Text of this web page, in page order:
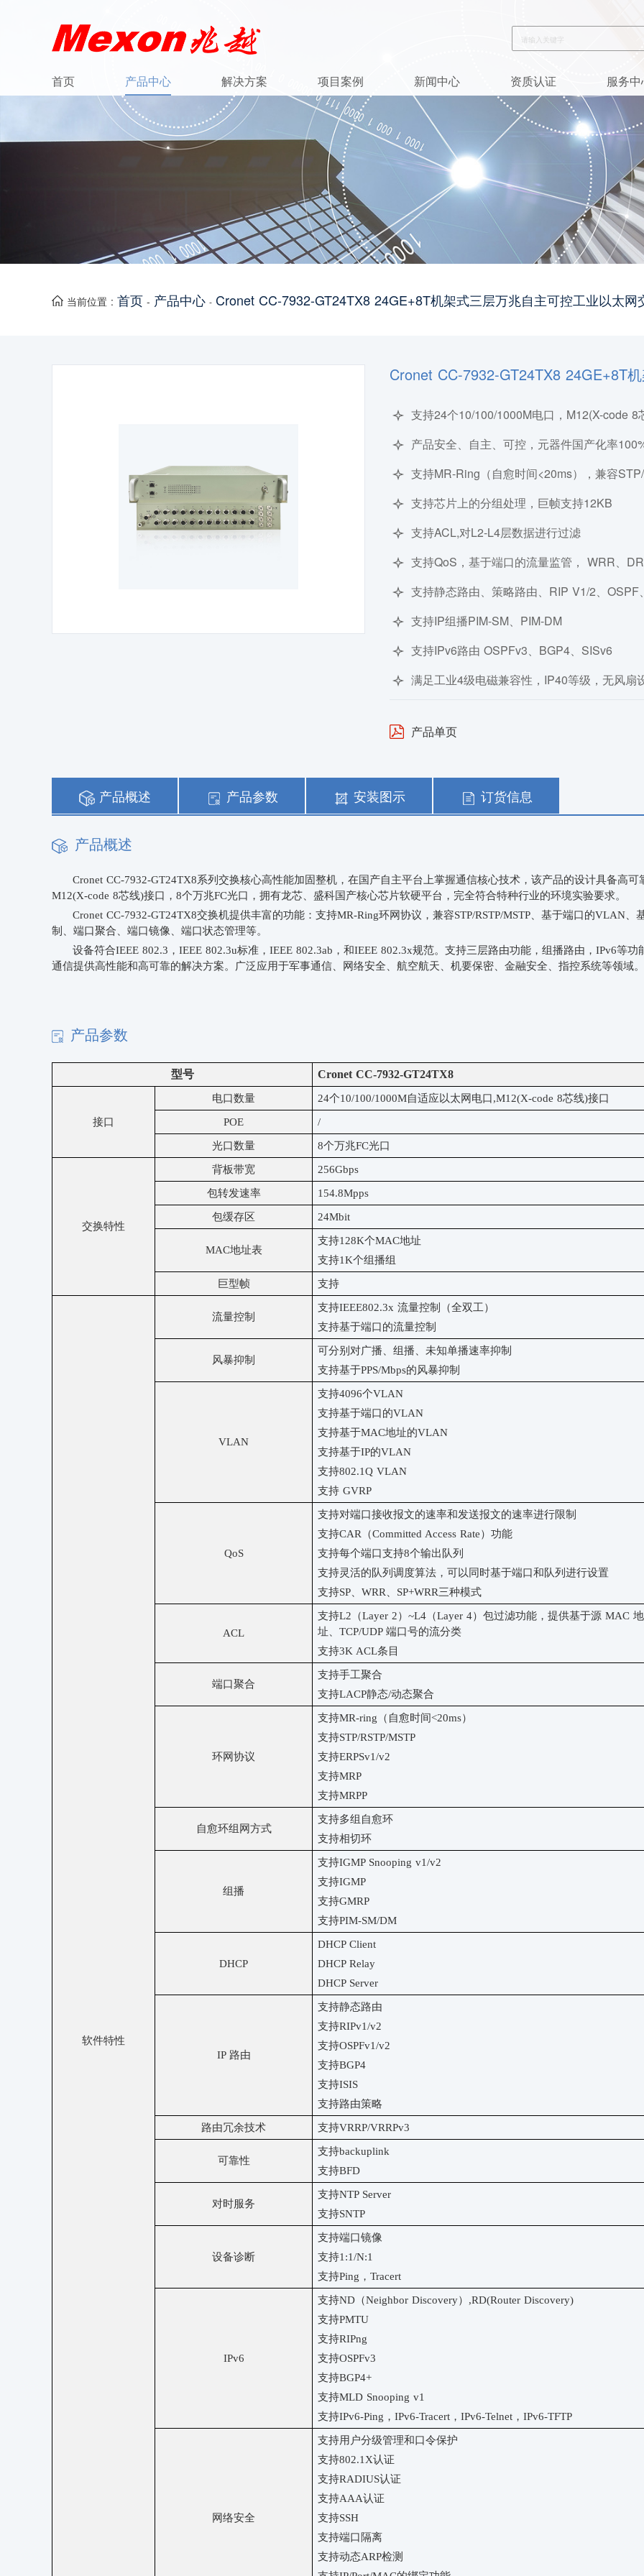
首页 产品中心 解决方案 项目案例 新闻中心 资质认证 服务
当前位置 : 首页 - 产品中心 - Cronet CC-7932-GT24TX8 24GE+8T机架式三层万兆自主可控工业以太网
Cronet CC-7932-GT24TX8 24GE+8T
支持24个10/100/1000M电口，M12(X-code
产品安全、自主、可控，元器件国产化率
支持MR-Ring（自愈时间<20ms），兼容
支持芯片上的分组处理，巨帧支持12KB
支持ACL,对L2-L4层数据进行过滤
支持QoS，基于端口的流量监管， WRR、
支持静态路由、策略路由、RIP V1/2、
支持IP组播PIM-SM、PIM-DM
支持IPv6路由 OSPFv3、BGP4、SISv6
满足工业4级电磁兼容性，IP40等级，无风扇
产品单页
产品概述 产品参数 安装图示 订货信息
产品概述
Cronet CC-7932-GT24TX8系列交换核心高性能加固整机，在国产自主平台上掌握通信核心技术，该产品的设计具备高
M12(X-code 8芯线)接口， 8个万兆FC光口，拥有龙芯、盛科国产核心芯片软硬平台，完全符合特种行业的环境实验要求。
Cronet CC-7932-GT24TX8交换机提供丰富的功能：支持MR-Ring环网协议，兼容STP/RSTP/MSTP、基于端口的VLAN、
制、端口聚合、端口镜像、端口状态管理等。
设备符合IEEE 802.3 ， IEEE 802.3u标准， IEEE 802.3ab ，和IEEE 802.3x规范。支持三层路由功能，组播路由， IPv6等功
通信提供高性能和高可靠的解决方案。广泛应用于军事通信、网络安全、航空航天、机要保密、金融安全、指控系统等领域。
产品参数
型号 Cronet CC-7932-GT24TX8
接口
电口数量 24个10/100/1000M自适应以太网 电口,M12(X-code 8芯线)接口
POE /
光口数量 8个万兆FC光口
交换特性
背板带宽 256Gbps
包转发速率 154.8Mpps
包缓存区 24Mbit
MAC地址表
支持128K个MAC地址
支持1K个组播组
巨型帧 支持
软件特性
流量控制
支持IEEE802.3x 流量控制（全双工）
支持基于端口的流量控制
风暴抑制
可分别对广播、组播、未知单播速率抑制
支持基于PPS/Mbps的风暴抑制
VLAN
支持4096个VLAN
支持基于端口的VLAN
支持基于MAC地址的VLAN
支持基于IP的VLAN
支持802.1Q VLAN
支持 GVRP
QoS
支持对端口接收报文的速率和发送报文的速率进行限制
支持CAR（Committed Access Rate）功能
支持每个端口支持8个输出队列
支持灵活的队列 调度算法，可以同时基于端口和队列进行设置
支持SP、WRR、SP+WRR三种模式
ACL
支持L2（Layer 2）~L4（Layer 4）包过滤功能，提供基于源 MAC
址、TCP/UDP 端口号的流分类
支持3K ACL条目
端口聚合
支持手工聚合
支持LACP静态/动态聚合
环网协议
支持MR-ring（自愈时间<20ms）
支持STP/RSTP/MSTP
支持ERPSv1/v2
支持MRP
支持MRPP
自愈环组网方式
支持多组自愈环
支持相切环
组播
支持IGMP Snooping v1/v2
支持IGMP
支持GMRP
支持PIM-SM/DM
DHCP
DHCP Client
DHCP Relay
DHCP Server
IP 路由
支持静态路由
支持RIPv1/v2
支持OSPFv1/v2
支持BGP4
支持ISIS
支持路由策略
路由冗余技术 支持VRRP/VRRPv3
可靠性
支持backuplink
支持BFD
对时服务
支持NTP Server
支持SNTP
设备诊断
支持端口镜像
支持1:1/N:1
支持Ping，Tracert
IPv6
支持ND（Neighbor Discovery）,RD(Router Discovery)
支持PMTU
支持RIPng
支持OSPFv3
支持BGP4+
支持MLD Snooping v1
支持IPv6-Ping，IPv6-Tracert，IPv6-Telnet，IPv6-TFTP
网络安全
支持用户分级管理和口令保护
支持802.1X认证
支持RADIUS认证
支持AAA认证
支持SSH
支持端口隔离
支持动态ARP检测